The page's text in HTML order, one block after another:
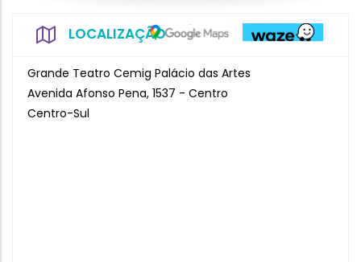
LOCALIZAÇÃO
Grande Teatro Cemig Palácio das Artes
Avenida Afonso Pena, 1537 - Centro
Centro-Sul